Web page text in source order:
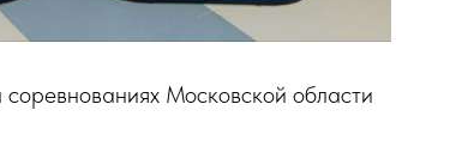
Московской области